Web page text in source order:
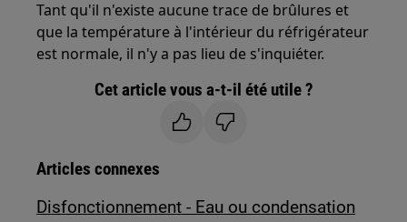
Tant qu'il n'existe aucune trace de brûlures et
que la température à l'intérieur du réfrigérateur
est normale, il n'y a pas lieu de s'inquiéter.
Cet article vous a-t-il été utile ?
Articles connexes
Disfonctionnement - Eau ou condensation